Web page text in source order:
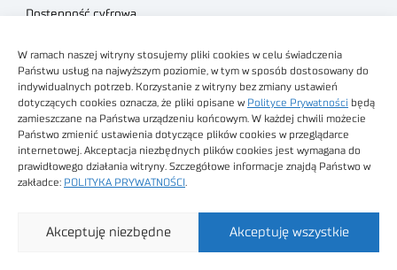
W ramach naszej witryny stosujemy pliki cookies w celu świadczenia
Państwu usług na najwyższym poziomie, w tym w sposób dostosowany do
indywidualnych potrzeb. Korzystanie z witryny bez zmiany ustawień
dotyczących cookies oznacza, że pliki opisane w Polityce Prywatności będą
zamieszczane na Państwa urządzeniu końcowym. W każdej chwili możecie
Państwo zmienić ustawienia dotyczące plików cookies w przeglądarce
internetowej. Akceptacja niezbędnych plików cookies jest wymagana do
prawidłowego działania witryny. Szczegółowe informacje znajdą Państwo w
zakładce: POLITYKA PRYWATNOŚCI
Akceptuję wszystkie
Akceptuję niezbędne
Dostępność cyfrowa
Regulamin sklepu
Obrazy stockowe
autorstwa
Technologiczny